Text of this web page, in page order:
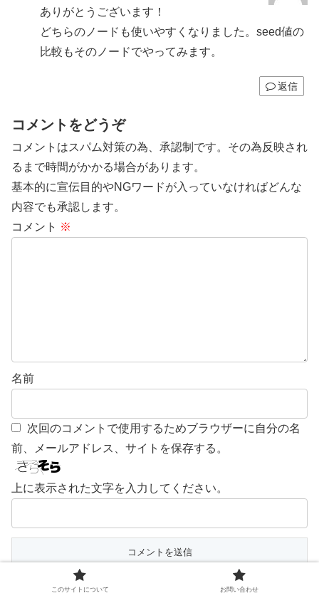
ありがとうございます！
どちらのノードも使いやすくなりました。seed値の
比較もそのノードでやってみます。
返信
コメントをどうぞ
コメントはスパム対策の為、承認制です。その為反映され
るまで時間がかかる場合があります。
基本的に宣伝目的やNGワードが入っていなければどんな
内容でも承認します。
コメント ※
名前
次回のコメントで使用するためブラウザーに自分の名
前、メールアドレス、サイトを保存する。
上に表示された文字を入力してください。
スパム対策の為、日本語が含まれないコメントは送信でき
このサイトについて お問い合わせ